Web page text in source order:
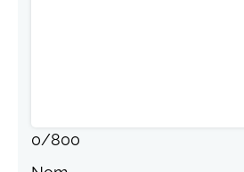
0/800